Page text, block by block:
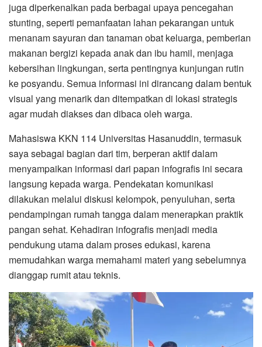
juga diperkenalkan pada berbagai upaya pencegahan
stunting, seperti pemanfaatan lahan pekarangan untuk
menanam sayuran dan tanaman obat keluarga, pemberian
makanan bergizi kepada anak dan ibu hamil, menjaga
kebersihan lingkungan, serta pentingnya kunjungan rutin
ke posyandu. Semua informasi ini dirancang dalam bentuk
visual yang menarik dan ditempatkan di lokasi strategis
agar mudah diakses dan dibaca oleh warga.
Mahasiswa KKN 114 Universitas Hasanuddin, termasuk
saya sebagai bagian dari tim, berperan aktif dalam
menyampaikan informasi dari papan infografis ini secara
langsung kepada warga. Pendekatan komunikasi
dilakukan melalui diskusi kelompok, penyuluhan, serta
pendampingan rumah tangga dalam menerapkan praktik
pangan sehat. Kehadiran infografis menjadi media
pendukung utama dalam proses edukasi, karena
memudahkan warga memahami materi yang sebelumnya
dianggap rumit atau teknis.